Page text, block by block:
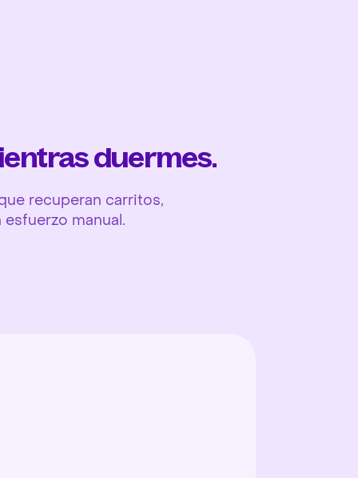
duermes.
recuperan carritos,
manual.